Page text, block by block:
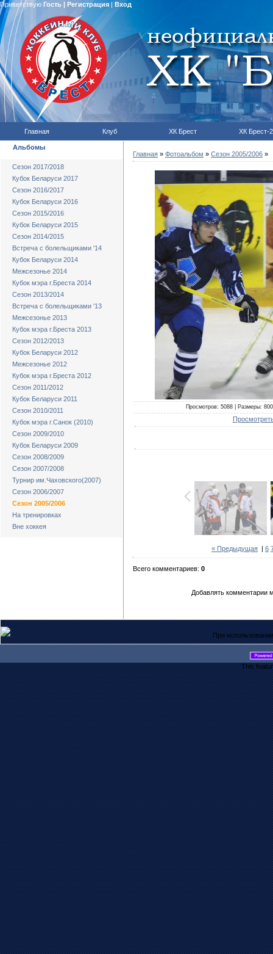
Приветствую Гость | Регистрация| Вход
Главная Клуб ХК Брест ХК Брест-2
Альбомы
Сезон 2017/2018
Кубок Беларуси 2017
Сезон 2016/2017
Кубок Беларуси 2016
Сезон 2015/2016
Кубок Беларуси 2015
Сезон 2014/2015
Встреча с болельщиками '14
Кубок Беларуси 2014
Межсезонье 2014
Кубок мэра г.Бреста 2014
Сезон 2013/2014
Встреча с болельщиками '13
Межсезонье 2013
Кубок мэра г.Бреста 2013
Сезон 2012/2013
Кубок Беларуси 2012
Межсезонье 2012
Кубок мэра г.Бреста 2012
Сезон 2011/2012
Кубок Беларуси 2011
Сезон 2010/2011
Кубок мэра г.Санок (2010)
Сезон 2009/2010
Кубок Беларуси 2009
Сезон 2008/2009
Сезон 2007/2008
Турнир им.Чаховского(2007)
Сезон 2006/2007
Сезон 2005/2006
На тренировках
Вне хоккея
Главная » Фотоальбом » Сезон 2005/2006 »
Просмотров: 5088 | Размеры:
« Предыдущая | 6
Всего комментариев: 0
Добавлять комментарии
При
This